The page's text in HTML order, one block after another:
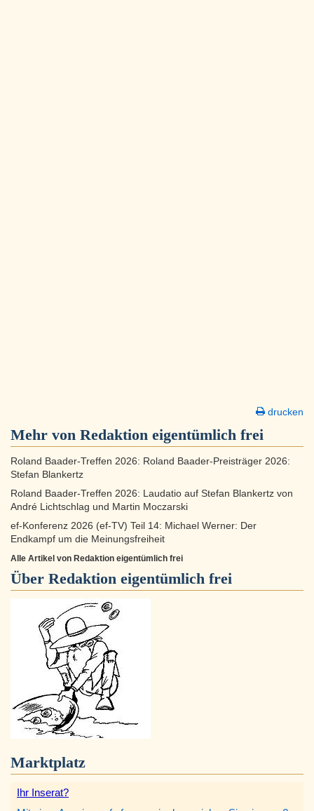
drucken
Mehr von Redaktion eigentümlich frei
Roland Baader-Treffen 2026: Roland Baader-Preisträger 2026:
Stefan Blankertz
Roland Baader-Treffen 2026: Laudatio auf Stefan Blankertz von
André Lichtschlag und Martin Moczarski
ef-Konferenz 2026 (ef-TV) Teil 14: Michael Werner: Der
Endkampf um die Meinungsfreiheit
Alle Artikel von Redaktion eigentümlich frei
Über Redaktion eigentümlich frei
Marktplatz
Ihr Inserat?